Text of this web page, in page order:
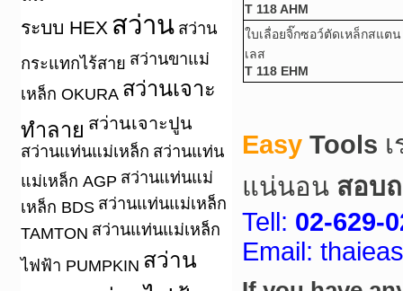
ระบบ HEX สว่าน สว่าน
กระแทกไร้สาย สว่านขาแม่
เหล็ก OKURA สว่านเจาะ
ทำลาย สว่านเจาะปูน
สว่านแท่นแม่เหล็ก สว่านแท่น
แม่เหล็ก AGP สว่านแท่นแม่
เหล็ก BDS สว่านแท่นแม่เหล็ก
TAMTON สว่านแท่นแม่เหล็ก
ไฟฟ้า PUMPKIN สว่าน
T 118 AHM
ใบเลื่อยจิ๊กซอว์ตัดเหล็กสแตน
เลส
T 118 EHM
Easy Tools
แน่นอน สอบ
Tell: 02-629-
Email: